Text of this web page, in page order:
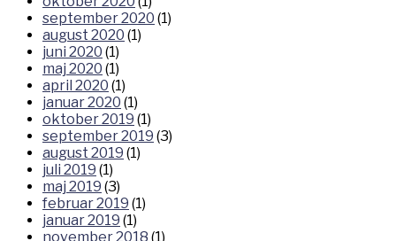
september 2020 (1)
august 2020 (1)
juni 2020 (1)
maj 2020 (1)
april 2020 (1)
januar 2020 (1)
oktober 2019 (1)
september 2019 (3)
august 2019 (1)
juli 2019 (1)
maj 2019 (3)
februar 2019 (1)
januar 2019 (1)
november 2018 (1)